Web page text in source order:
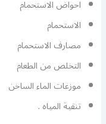
احواض الاستحمام
الاستحمام
مصارف الاستحمام
التخلص من الطعام
موزعات الماء الساخن
تنقية المياه .